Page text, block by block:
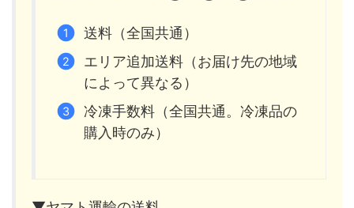
送料（全国共通）
エリア追加送料（お届け先の地域
によって異なる）
冷凍手数料（全国共通。冷凍品の
購入時のみ）